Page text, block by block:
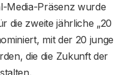
Media-Präsenz wurde
die zweite jährliche „20
mit der 20 junge
die die Zukunft der